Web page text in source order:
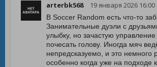
arterbk568 19 января 2026 16:00
В Soccer Random есть что-то
Занимательные дуэли с
улыбку, но зачастую управление
почесать голову. Иногда мяч
непредсказуемо, и это немного
особенно когда уже на подходе